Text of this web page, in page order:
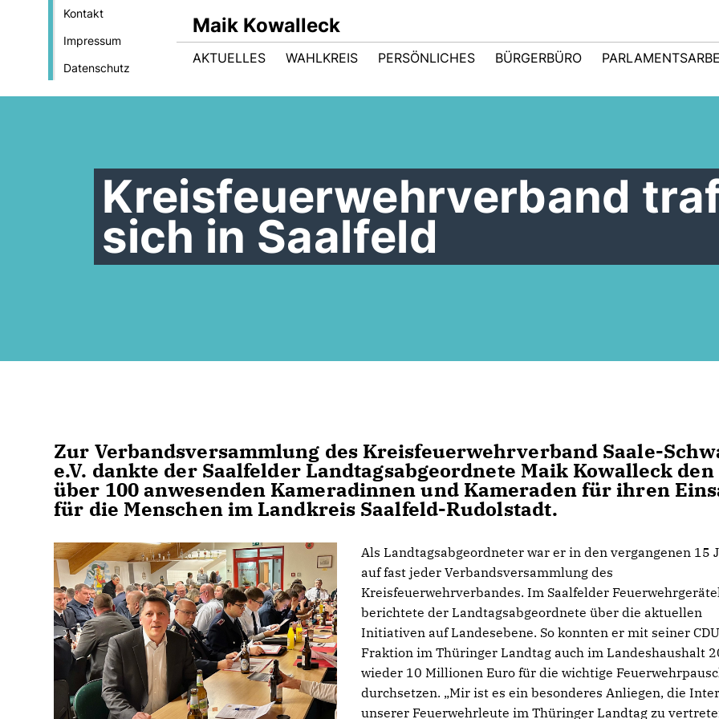
Kontakt
Impressum
Datenschutz
Maik Kowalleck
AKTUELLES WAHLKREIS PERSÖNLICHES BÜRGERBÜRO
Kreisfeuerwehrverband
sich in Saalfeld
Zur Verbandsversammlung des Kreisfeuerwehrverband Saale-
e.V. dankte der Saalfelder Landtagsabgeordnete Maik Kowalleck den
über 100 anwesenden Kameradinnen und Kameraden für ihren
für die Menschen im Landkreis Saalfeld-Rudolstadt.
Als Landtagsabgeordneter war er in den vergangenen 15
auf fast jeder Verbandsversammlung des
Kreisfeuerwehrverbandes. Im Saalfelder
berichtete der Landtagsabgeordnete über die aktuellen
Initiativen auf Landesebene. So konnten er mit seiner
Fraktion im Thüringer Landtag auch im Landeshaushalt
wieder 10 Millionen Euro für die wichtige
durchsetzen. „Mir ist es ein besonderes Anliegen, die
unserer Feuerwehrleute im Thüringer Landtag zu